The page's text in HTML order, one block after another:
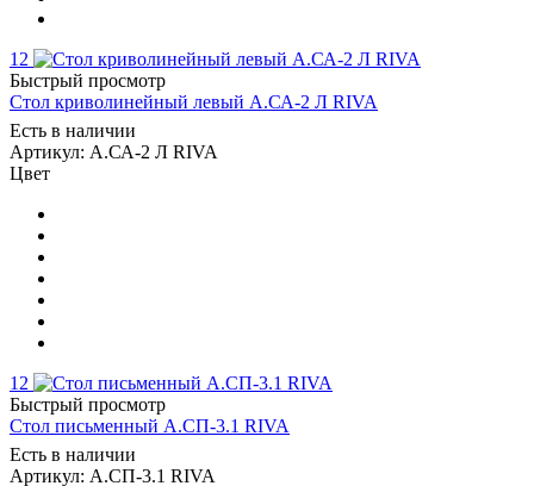
12
Быстрый просмотр
Стол криволинейный левый А.СА-2 Л RIVA
Есть в наличии
Артикул: А.СА-2 Л RIVA
Цвет
12
Быстрый просмотр
Стол письменный А.СП-3.1 RIVA
Есть в наличии
Артикул: А.СП-3.1 RIVA